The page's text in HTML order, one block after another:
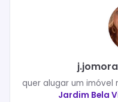
quer alugar um imóvel
Jardim Bela